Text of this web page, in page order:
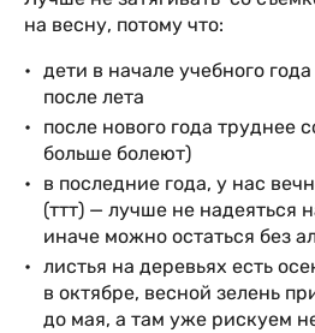
на весну, потому что:
дети в начале учебного
после лета
после нового года труднее
больше болеют)
в последние года, у нас
(ттт) — лучше не надеяться
иначе можно остаться без
листья на деревьях есть
в октябре, весной зелень
до мая, а там уже рискуем